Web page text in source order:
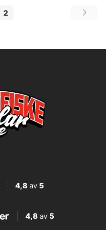
2
4,8av 5
4,8 av 5